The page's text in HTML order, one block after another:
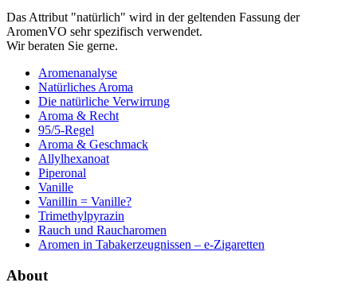
Das Attribut "natürlich" wird in der geltenden Fassung der
AromenVO sehr spezifisch verwendet.
Wir beraten Sie gerne.
Aromenanalyse
Natürliches Aroma
Die natürliche Verwirrung
Aroma & Recht
95/5-Regel
Aroma & Geschmack
Allylhexanoat
Piperonal
Vanille
Vanillin = Vanille?
Trimethylpyrazin
Rauch und Raucharomen
Aromen in Tabakerzeugnissen – e-Zigaretten
About